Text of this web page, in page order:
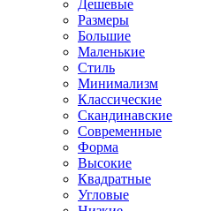
Дешевые
Размеры
Большие
Маленькие
Стиль
Минимализм
Классические
Скандинавские
Современные
Форма
Высокие
Квадратные
Угловые